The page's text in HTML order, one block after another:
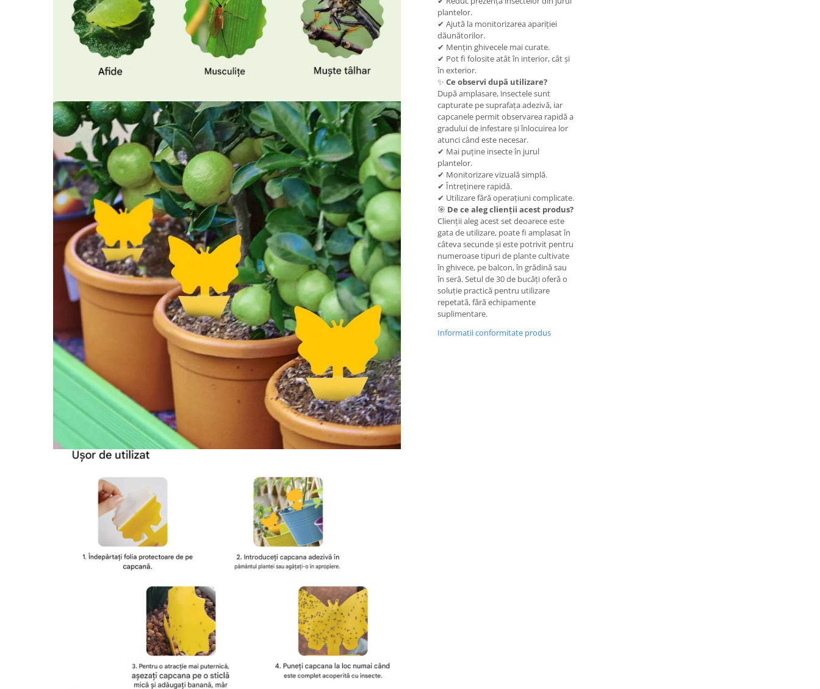
plantelor.
✔ Ajută la monitorizarea apariției
dăunătorilor.
✔ Mențin ghivecele mai curate.
✔ Pot fi folosite atât în interior, cât și
în exterior.
✨ Ce observi după utilizare?
După amplasare, insectele sunt
capturate pe suprafața adezivă, iar
capcanele permit observarea rapidă a
gradului de infestare și înlocuirea lor
atunci când este necesar.
✔ Mai puține insecte în jurul
plantelor.
✔ Monitorizare vizuală simplă.
✔ Întreținere rapidă.
✔ Utilizare fără operațiuni complicate.
🎯 De ce aleg clienții acest produs?
Clienții aleg acest set deoarece este
gata de utilizare, poate fi amplasat în
câteva secunde și este potrivit pentru
numeroase tipuri de plante cultivate
în ghivece, pe balcon, în grădină sau
în seră. Setul de 30 de bucăți oferă o
soluție practică pentru utilizare
repetată, fără echipamente
suplimentare.
Informatii conformitate produs